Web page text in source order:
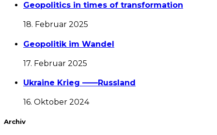
Geopolitics in times of transformation
18. Februar 2025
Geopolitik im Wandel
17. Februar 2025
Ukraine Krieg ——Russland
16. Oktober 2024
Archiv